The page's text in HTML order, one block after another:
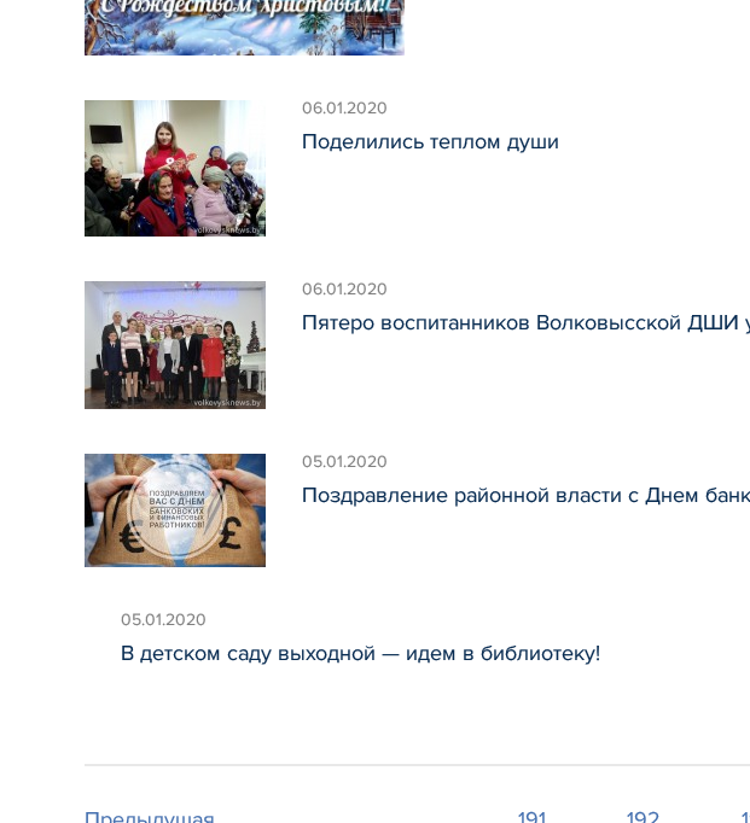
06.01.2020
Поделились теплом души
06.01.2020
Пятеро воспитанников Волковысской ДШИ
05.01.2020
Поздравление районной власти с Днем
05.01.2020
В детском саду выходной — идем в библиотеку!